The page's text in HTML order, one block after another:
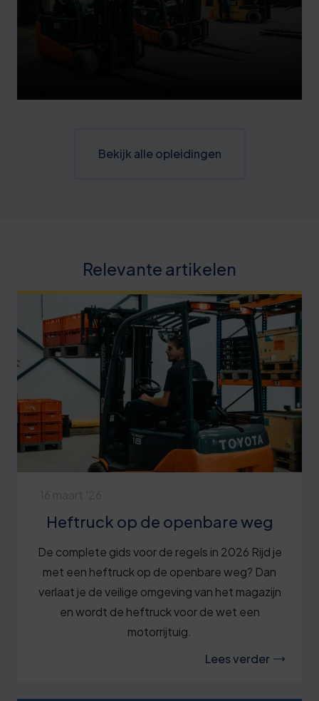
Bekijk alle opleidingen
Relevante artikelen
Heftruck op de openbare weg
De complete gids voor de regels in 2026 Rijd je
met een heftruck op de openbare weg? Dan
verlaat je de veilige omgeving van het magazijn
en wordt de heftruck voor de wet een
motorrijtuig.
Lees verder